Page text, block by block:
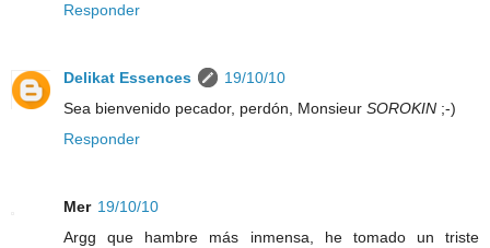
Responder
Delikat Essences
19/10/10
Sea bienvenido pecador, perdón, Monsieur SOROKIN ;-)
Responder
Mer 19/10/10
Argg que hambre más inmensa, he tomado un triste